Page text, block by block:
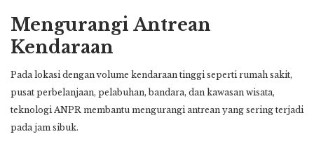
Mengurangi Antrean
Kendaraan
Pada lokasi dengan volume kendaraan tinggi seperti rumah sakit,
pusat perbelanjaan, pelabuhan, bandara, dan kawasan wisata,
teknologi ANPR membantu mengurangi antrean yang sering terjadi
pada jam sibuk.